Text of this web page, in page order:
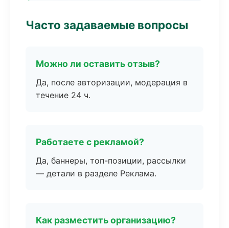
Часто задаваемые вопросы
Можно ли оставить отзыв?
Да, после авторизации, модерация в
течение 24 ч.
Работаете с рекламой?
Да, баннеры, топ-позиции, рассылки
— детали в разделе Реклама.
Как разместить организацию?